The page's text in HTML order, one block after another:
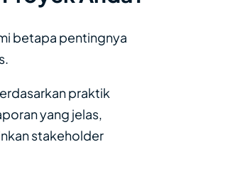
betapa pentingnya
praktik
yang jelas,
stakeholder